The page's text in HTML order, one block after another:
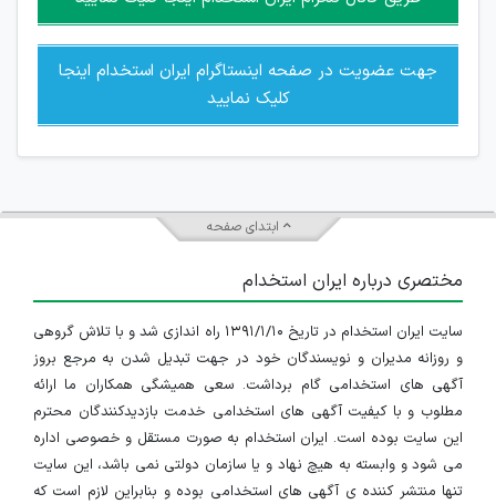
جهت عضویت در صفحه اینستاگرام ایران استخدام اینجا
کلیک نمایید
ابتدای صفحه
مختصری درباره ایران استخدام
سایت ایران استخدام در تاریخ ۱۳۹۱/۱/۱۰ راه اندازی شد و با تلاش گروهی
و روزانه مدیران و نویسندگان خود در جهت تبدیل شدن به مرجع بروز
آگهی های استخدامی گام برداشت. سعی همیشگی همکاران ما ارائه
مطلوب و با کیفیت آگهی های استخدامی خدمت بازدیدکنندگان محترم
این سایت بوده است. ایران استخدام به صورت مستقل و خصوصی اداره
می شود و وابسته به هیچ نهاد و یا سازمان دولتی نمی باشد، این سایت
تنها منتشر کننده ی آگهی های استخدامی بوده و بنابراین لازم است که